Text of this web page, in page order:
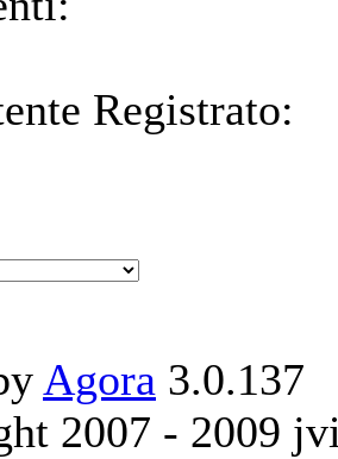
Registrato:
Agora 3.0.137
2007 - 2009